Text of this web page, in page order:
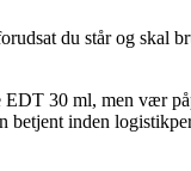
du står og skal
EDT 30 ml, men vær
betjent inden